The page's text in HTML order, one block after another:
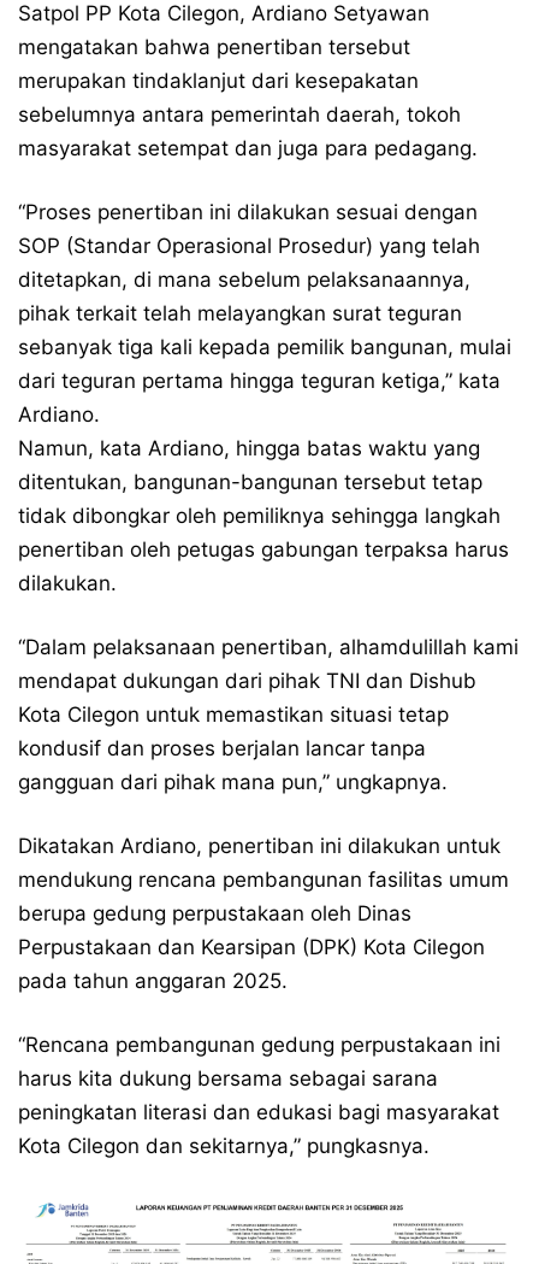
Satpol PP Kota Cilegon, Ardiano Setyawan
mengatakan bahwa penertiban tersebut
merupakan tindaklanjut dari kesepakatan
sebelumnya antara pemerintah daerah, tokoh
masyarakat setempat dan juga para pedagang.
“Proses penertiban ini dilakukan sesuai dengan
SOP (Standar Operasional Prosedur) yang telah
ditetapkan, di mana sebelum pelaksanaannya,
pihak terkait telah melayangkan surat teguran
sebanyak tiga kali kepada pemilik bangunan, mulai
dari teguran pertama hingga teguran ketiga,” kata
Ardiano.
Namun, kata Ardiano, hingga batas waktu yang
ditentukan, bangunan-bangunan tersebut tetap
tidak dibongkar oleh pemiliknya sehingga langkah
penertiban oleh petugas gabungan terpaksa harus
dilakukan.
“Dalam pelaksanaan penertiban, alhamdulillah kami
mendapat dukungan dari pihak TNI dan Dishub
Kota Cilegon untuk memastikan situasi tetap
kondusif dan proses berjalan lancar tanpa
gangguan dari pihak mana pun,” ungkapnya.
Dikatakan Ardiano, penertiban ini dilakukan untuk
mendukung rencana pembangunan fasilitas umum
berupa gedung perpustakaan oleh Dinas
Perpustakaan dan Kearsipan (DPK) Kota Cilegon
pada tahun anggaran 2025.
“Rencana pembangunan gedung perpustakaan ini
harus kita dukung bersama sebagai sarana
peningkatan literasi dan edukasi bagi masyarakat
Kota Cilegon dan sekitarnya,” pungkasnya.